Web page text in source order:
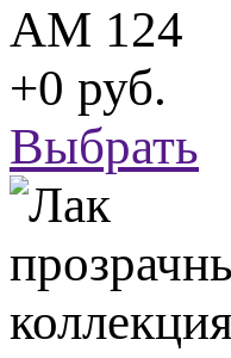
АМ 124
+0 руб.
Выбрать